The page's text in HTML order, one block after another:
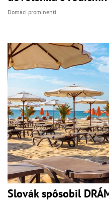
Domáci prominenti
Slovák spôsobil